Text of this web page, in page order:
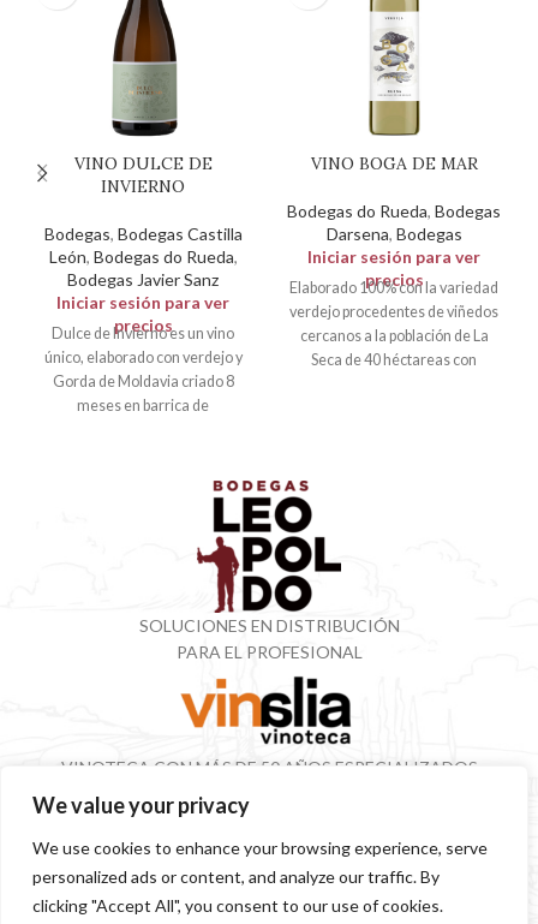
We value your privacy
We use cookies to enhance your browsing experience, serve
personalized ads or content, and analyze our traffic. By
clicking "Accept All", you consent to our use of cookies.
VINO DULCE DE
INVIERNO
Bodegas, Bodegas Castilla
León, Bodegas do Rueda,
Bodegas Javier Sanz
Iniciar sesión para ver
precios
Dulce de Invierno es un vino
único, elaborado con verdejo y
Gorda de Moldavia criado 8
meses en barrica de
VINO BOGA DE MAR
Bodegas do Rueda,Bodegas
Darsena, Bodegas
Iniciar sesión para ver
precios
Elaborado 100% con la variedad
verdejo procedentes de viñedos
cercanos a la población de La
Seca de 40 héctareas con
SOLUCIONES EN DISTRIBUCIÓN
PARA EL PROFESIONAL
VINOTECA CON MÁS DE 50 AÑOS ESPECIALIZADOS
EN VINOS Y DESTILADOS
SITEMAPPOLÍTICA PRIVACIDADAVISO LEGALSOSTENIBILIDAD